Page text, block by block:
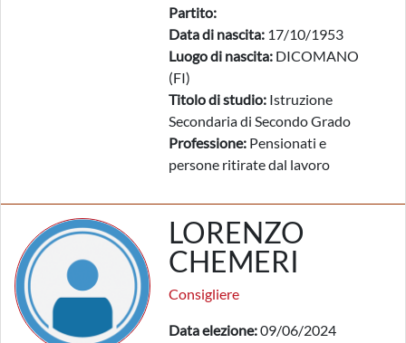
Partito:
Data di nascita: 17/10/1953
Luogo di nascita: DICOMANO
(FI)
Titolo di studio: Istruzione
Secondaria di Secondo Grado
Professione: Pensionati e
persone ritirate dal lavoro
LORENZO
CHEMERI
Consigliere
Data elezione:09/06/2024